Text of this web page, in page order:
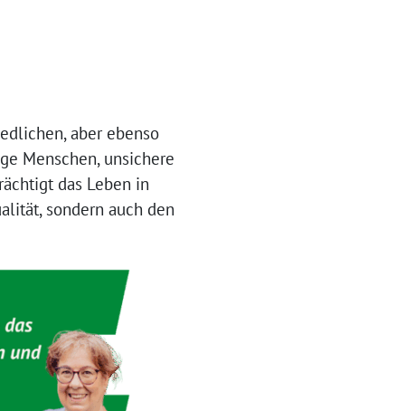
aber ebenso
Menschen, unsichere
das Leben in
sondern auch den